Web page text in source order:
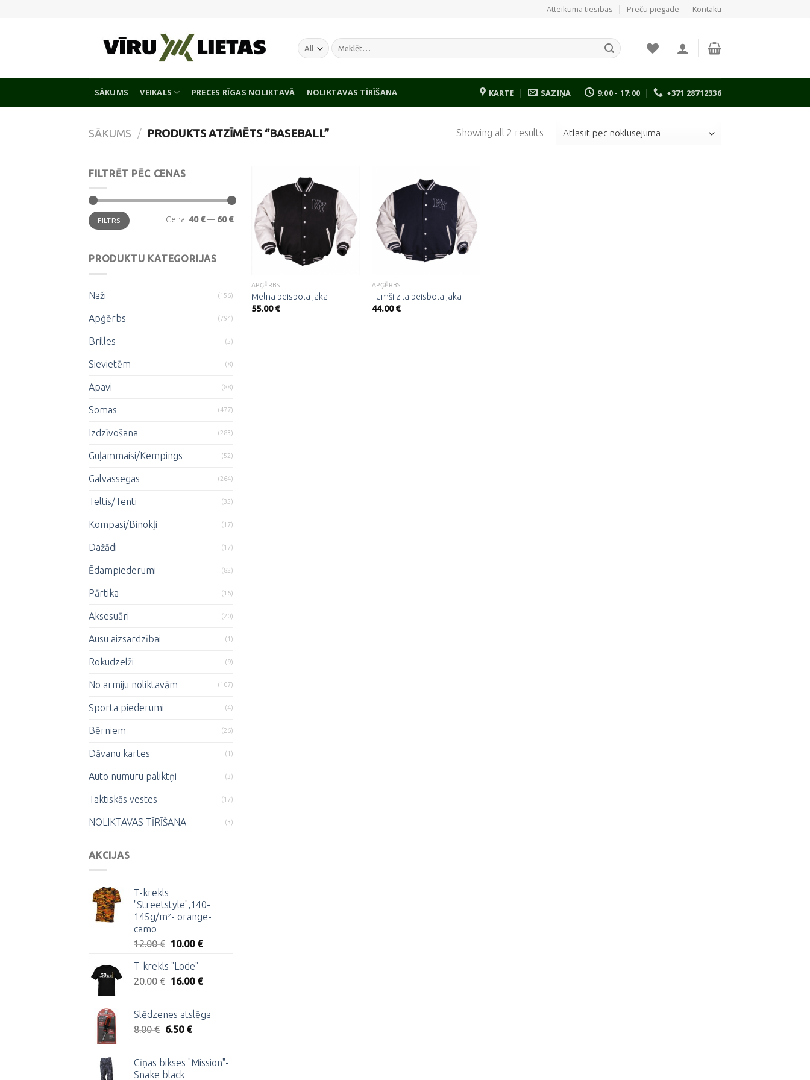
Atteikuma tiesības Preču piegāde Kontakti
Meklēt:
SĀKUMS VEIKALS PRECES RĪGAS NOLIKTAVĀ NOLIKTAVAS TĪRĪŠANA KARTE SAZIŅA 9:00 - 17:00 +371 28712336
SĀKUMS / PRODUKTS ATZĪMĒTS “BASEBALL” Showing all 2 results
FILTRĒT PĒC CENAS
Min.
cena
Maks.
cenaFILTRS Cena: 40 €— 60 €
PRODUKTU KATEGORIJAS
Naži (156)
Apģērbs (794)
Brilles (5)
Sievietēm (8)
Apavi (88)
Somas (477)
Izdzīvošana (283)
Guļammaisi/Kempings (52)
Galvassegas (264)
Teltis/Tenti (35)
Kompasi/Binokļi (17)
Dažādi (17)
Ēdampiederumi (82)
Pārtika (16)
Aksesuāri (20)
Ausu aizsardzībai (1)
Rokudzelži (9)
No armiju noliktavām (107)
Sporta piederumi (4)
Bērniem (26)
Dāvanu kartes (1)
Auto numuru paliktņi (3)
Taktiskās vestes (17)
NOLIKTAVAS TĪRĪŠANA (3)
AKCIJAS
T-krekls
"Streetstyle",140-
145g/m²- orange-
camo
12.00€ Original
was:
12.00 €.
10.00 €Current
10.00 €.
T-krekls "Lode"
20.00€ Original
20.00 €.
16.00 €Current
16.00 €.
Slēdzenes atslēga
8.00€ Original
8.00 €.
6.50 €Current
6.50 €.
Cīņas bikses "Mission"-
Snake black
Pievienot
vēlmju
sarakstam
APĢĒRBS
Melna beisbola jaka
55.00€
Pievienot
vēlmju
sarakstam
APĢĒRBS
Tumši zila beisbola jaka
44.00€